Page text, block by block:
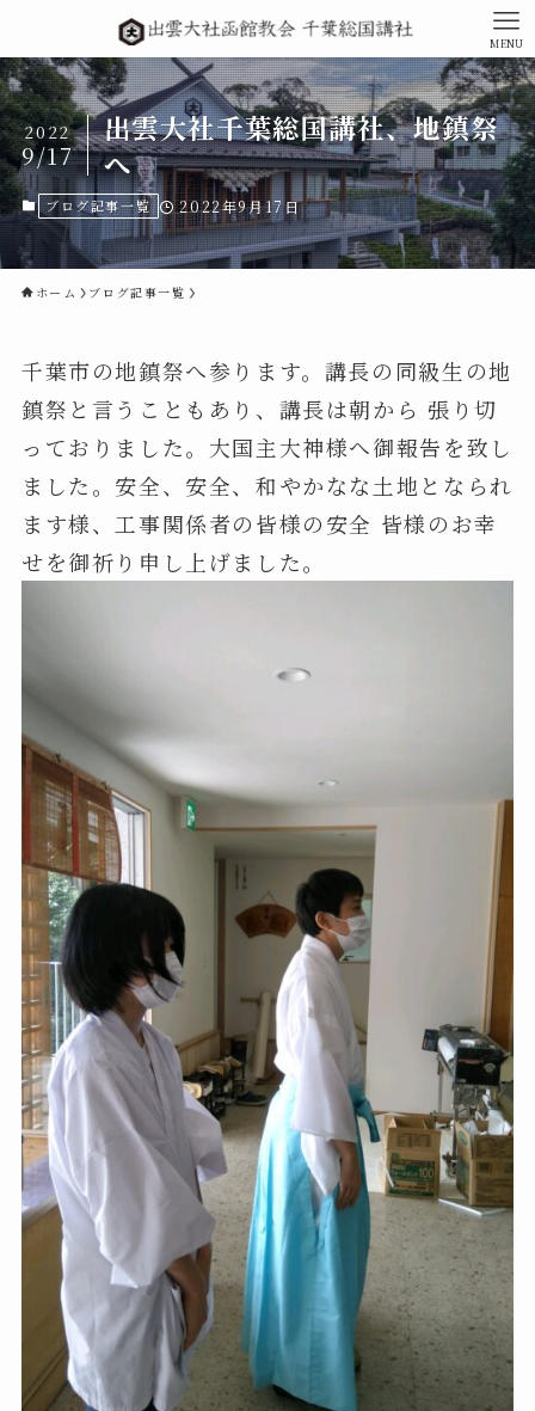
MENU
出雲大社千葉総国講社、地鎮祭
へ
2022
9/17
ブログ記事一覧 2022年9月17日
ホーム ブログ記事一覧
千葉市の地鎮祭へ参ります。講長の同級生の地
鎮祭と言うこともあり、講長は朝から 張り切
っておりました。大国主大神様へ御報告を致し
ました。安全、安全、和やかなな土地となられ
ます様、工事関係者の皆様の安全 皆様のお幸
せを御祈り申し上げました。